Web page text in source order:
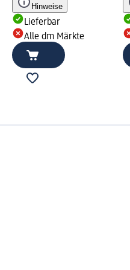
Hinweise
Lieferbar
Alle dm Märkte